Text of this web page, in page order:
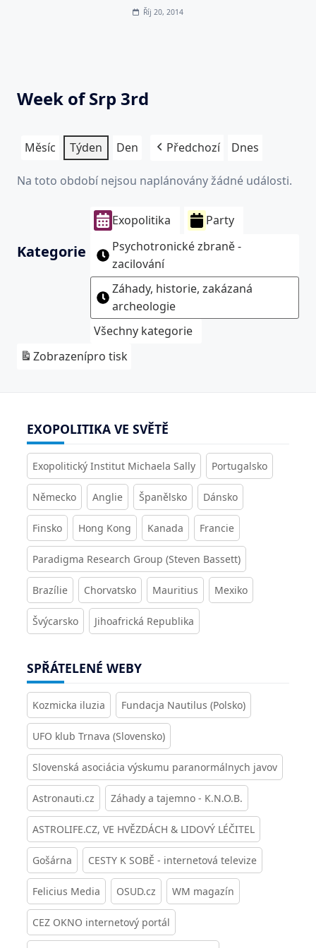
Říj 20, 2014
Week of Srp 3rd
Měsíc Týden Den Předchozí Dnes
Na toto období nejsou naplánovány žádné události.
Kategorie
Exopolitika
Party
Psychotronické zbraně -
zacilování
Záhady, historie, zakázaná
archeologie
Všechny kategorie
Zobrazenípro tisk
EXOPOLITIKA VE SVĚTĚ
Exopolitický Institut Michaela Sally Portugalsko
Německo Anglie Španělsko Dánsko
Finsko Hong Kong Kanada Francie
Paradigma Research Group (Steven Bassett)
Brazílie Chorvatsko Mauritius Mexiko
Švýcarsko Jihoafrická Republika
SPŘÁTELENÉ WEBY
Kozmicka iluzia Fundacja Nautilus (Polsko)
UFO klub Trnava (Slovensko)
Slovenská asociácia výskumu paranormálnych javov
Astronauti.cz Záhady a tajemno - K.N.O.B.
ASTROLIFE.CZ, VE HVĚZDÁCH & LIDOVÝ LÉČITEL
Gošárna CESTY K SOBĚ - internetová televize
Felicius Media OSUD.cz WM magazín
CEZ OKNO internetový portál